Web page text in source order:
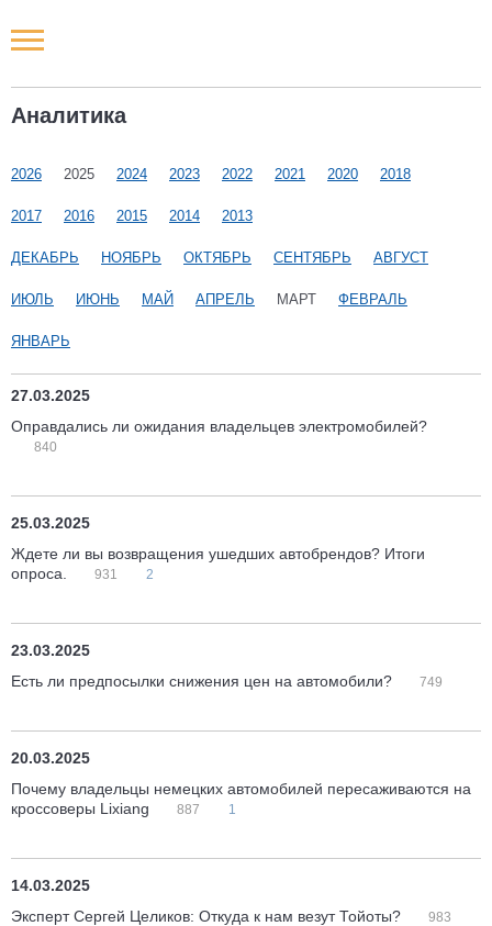
Аналитика
2026 2025 2024 2023 2022 2021 2020 2018
2017 2016 2015 2014 2013
ДЕКАБРЬ НОЯБРЬ ОКТЯБРЬ СЕНТЯБРЬ АВГУСТ
ИЮЛЬ ИЮНЬ МАЙ АПРЕЛЬ МАРТ ФЕВРАЛЬ
ЯНВАРЬ
27.03.2025
Оправдались ли ожидания владельцев электромобилей?
840
25.03.2025
Ждете ли вы возвращения ушедших автобрендов? Итоги
опроса.
931 2
23.03.2025
Есть ли предпосылки снижения цен на автомобили?
749
20.03.2025
Почему владельцы немецких автомобилей пересаживаются на
кроссоверы Lixiang
887 1
14.03.2025
Эксперт Сергей Целиков: Откуда к нам везут Тойоты?
983
Новости РФ
Наши мероприятия
Статьи